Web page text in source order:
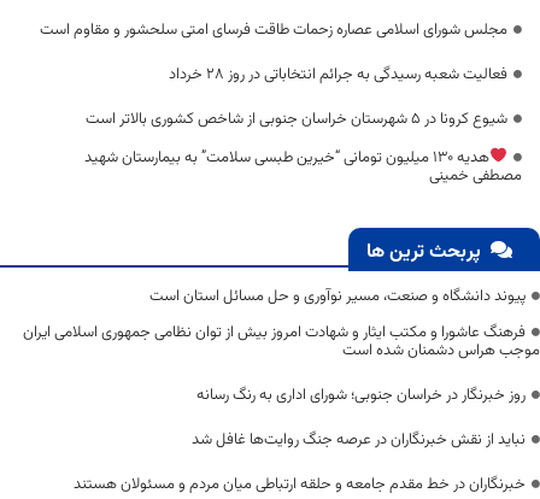
مجلس شورای اسلامی عصاره زحمات طاقت فرسای امتی سلحشور و مقاوم است
فعالیت شعبه رسیدگی به جرائم انتخاباتی در روز ۲۸ خرداد
شیوع کرونا در ۵ شهرستان خراسان جنوبی از شاخص کشوری بالاتر است
هدیه ۱۳۰ میلیون تومانی “خیرین طبسی سلامت” به بیمارستان شهید
مصطفی خمینی
پربحث ترین ها
پیوند دانشگاه و صنعت، مسیر نوآوری و حل مسائل استان است
فرهنگ عاشورا و مکتب ایثار و شهادت امروز بیش از توان نظامی جمهوری اسلامی ایران
موجب هراس دشمنان شده است
روز خبرنگار در خراسان جنوبی؛ شورای اداری به رنگ رسانه
نباید از نقش خبرنگاران در عرصه جنگ روایت‌ها غافل شد
خبرنگاران در خط مقدم جامعه و حلقه ارتباطی میان مردم و مسئولان هستند